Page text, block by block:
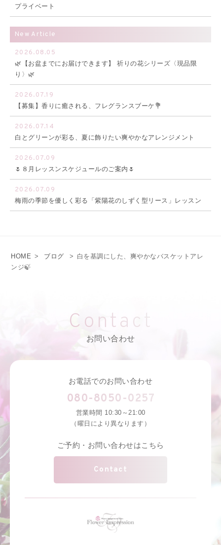
プライベート
New Article
2026.08.05
🌿【お盆までにお届けできます】 祈りの花シリーズ〈現品限
り〉🌿
2026.07.19
【募集】香りに癒される、フレグランスブーケ💐
2026.07.14
白とグリーンが彩る、夏に飾りたい爽やかなアレンジメント
2026.07.09
🌷８月レッスンスケジュールのご案内🌷
2026.07.09
梅雨の季節を優しく彩る「紫陽花のしずく型リース」レッスン
HOME > ブログ > 白を基調にした、爽やかなバスケットアレ
ンジ🍃
Contact
お問い合わせ
お電話でのお問い合わせ
080-8050-0257
営業時間 10:30～21:00
（曜日により異なります）
ご予約・お問い合わせはこちら
Contact